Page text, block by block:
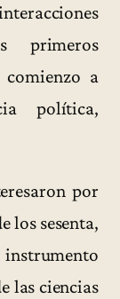
primeros
a
política,
por
los sesenta,
instrumento
las ciencias